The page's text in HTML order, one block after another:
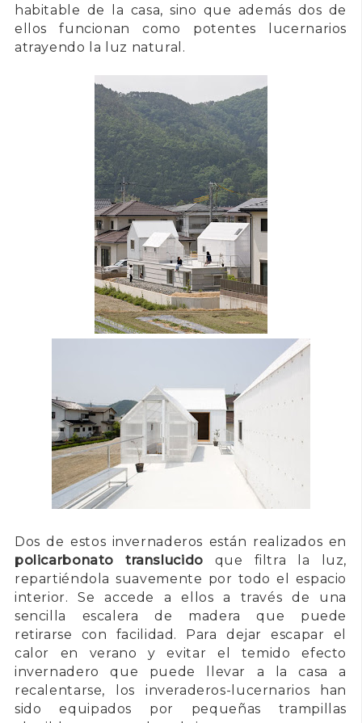
habitable de la casa, sino que además dos de
ellos funcionan como potentes lucernarios
atrayendo la luz natural.
Dos de estos invernaderos están realizados en
policarbonato translucido que filtra la luz,
repartiéndola suavemente por todo el espacio
interior. Se accede a ellos a través de una
sencilla escalera de madera que puede
retirarse con facilidad. Para dejar escapar el
calor en verano y evitar el temido efecto
invernadero que puede llevar a la casa a
recalentarse, los inveraderos-lucernarios han
sido equipados por pequeñas trampillas